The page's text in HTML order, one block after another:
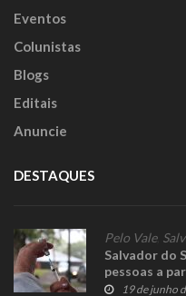
Eventos
Colunistas
Blogs
Editais
Anuncie
DESTAQUES
Pelo Vale,
Salvador do
pessoas a
19 de junho